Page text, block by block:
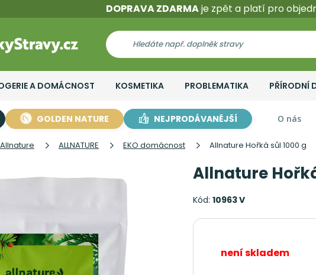
DOPRAVA ZDARMAje zpět a platí pro
A DOMÁCNOST KOSMETIKA PROBLEMATIKA PŘÍRODNÍ
GOLDEN NATURE NEJPRODÁVANĚJŠÍ O nás
Allnature ALLNATURE EKO domácnost Allnature Hořká sůl 1000 g
Allnature
Kód: 10963 V
není skladem